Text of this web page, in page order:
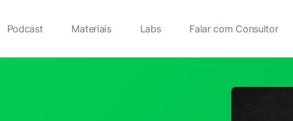
Podcast Materiais Labs Falar com Consultor